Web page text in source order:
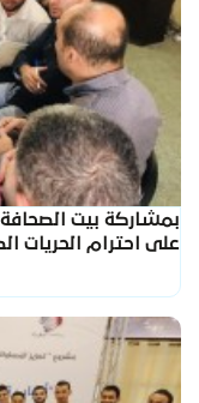
بمشاركة بيت
على احترام الحريات